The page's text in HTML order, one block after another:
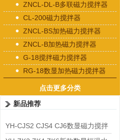
ZNCL-DL-B多联磁力搅拌器
CL-200磁力搅拌器
ZNCL-BS加热磁力搅拌器
ZNCL-B加热磁力搅拌器
G-18搅拌磁力搅拌器
RG-18数显加热磁力搅拌器
点击更多分类
新品推荐
YH-CJS2 CJS4 CJ6数显磁力搅拌